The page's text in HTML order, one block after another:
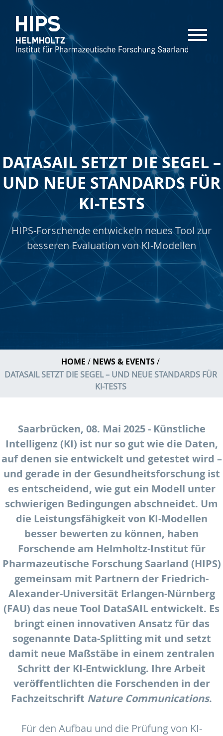
MENU
DATASAIL SETZT DIE SEGEL –
UND NEUE STANDARDS FÜR
KI-TESTS
HIPS-Forschende entwickeln neues Tool zur
besseren Evaluation von KI-Modellen
HOME
NEWS & EVENTS
DATASAIL SETZT DIE SEGEL – UND NEUE STANDARDS FÜR
KI-TESTS
Saarbrücken, 08. Mai 2025 - Künstliche
Intelligenz (KI) ist nur so gut wie die Daten,
auf denen sie entwickelt und getestet wird –
und gerade in der Gesundheitsforschung ist
es entscheidend, wie gut ein Modell unter
schwierigen Bedingungen abschneidet. Um
die Leistungsfähigkeit von KI-Modellen
besser bewerten zu können, haben
Forschende am Helmholtz-Institut für
Pharmazeutische Forschung Saarland (HIPS)
gemeinsam mit Partnern der Friedrich-
Alexander-Universität Erlangen-Nürnberg
(FAU) das neue Tool DataSAIL entwickelt. Es
bringt einen innovativen Ansatz für das
sogenannte Data-Splitting mit und setzt
damit neue Maßstäbe in einem zentralen
Schritt der KI-Entwicklung. Ihre Arbeit
veröffentlichten die Forschenden in der
Fachzeitschrift Nature Communications.
Für den Aufbau und die Prüfung von KI-